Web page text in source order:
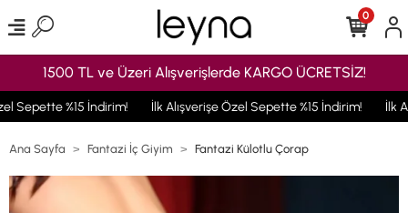
1500 TL ve Üzeri Alışverişlerde KARGO ÜCRETSİZ!
Sepette %15 İndirim! İlk Alışverişe Özel Sepette %15 İndirim! İlk
0
Ana Sayfa Fantazi İç Giyim Fantazi Külotlu Çorap